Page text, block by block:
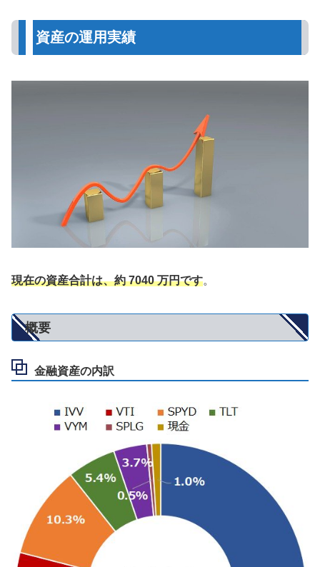
資産の運用実績
現在の資産合計は、約 7040 万円です。
概要
金融資産の内訳